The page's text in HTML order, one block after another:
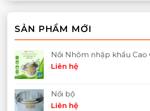
SẢN PHẨM MỚI
Nồi Nhôm nhập khẩu Cao
Liên hệ
Nồi bộ
Liên hệ